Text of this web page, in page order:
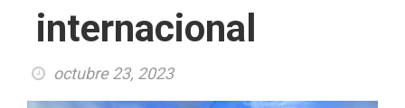
internacional
octubre 23, 2023